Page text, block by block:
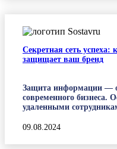
Секретная сеть
защищает ваш бренд
Защита информации —
современного бизнеса.
удаленными
09.08.2024